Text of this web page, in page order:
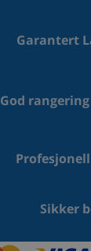
Garantert
God
Sikker